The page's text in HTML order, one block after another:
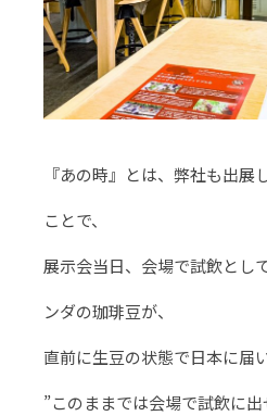
『あの時』とは、弊社も出展
ことで、
展示会当日、会場で試飲とし
ンダの珈琲豆が、
直前に生豆の状態で日本に届
”このままでは会場で試飲に